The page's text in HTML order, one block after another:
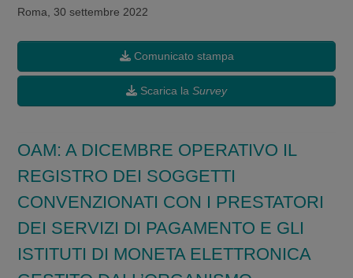
Roma, 30 settembre 2022
Comunicato stampa
Scarica la Survey
OAM: A DICEMBRE OPERATIVO IL
REGISTRO DEI SOGGETTI
CONVENZIONATI CON I PRESTATORI
DEI SERVIZI DI PAGAMENTO E GLI
ISTITUTI DI MONETA ELETTRONICA